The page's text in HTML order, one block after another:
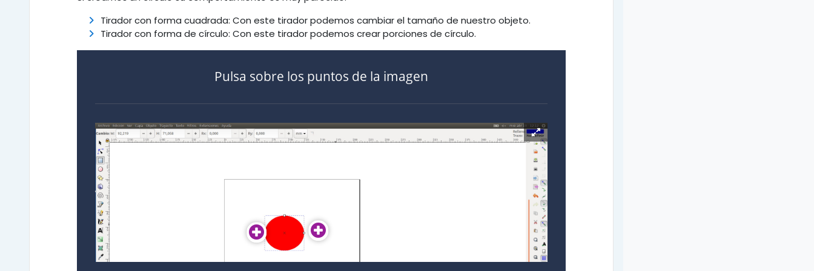
Tirador con forma cuadrada: Con este tirador podemos cambiar el tamaño de nuestro objeto.
Tirador con forma de círculo: Con este tirador podemos crear porciones de círculo.
Pulsa sobre los puntos de la imagen